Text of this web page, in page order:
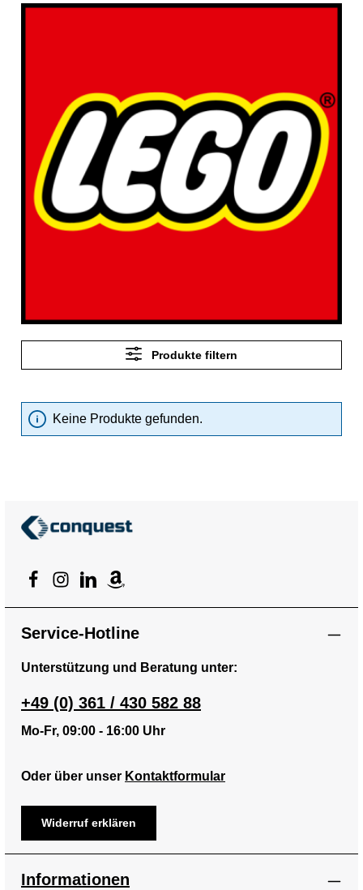
Produkte filtern
Keine Produkte gefunden.
Service-Hotline
Unterstützung und Beratung unter:
+49 (0) 361 / 430 582 88
Mo-Fr, 09:00 - 16:00 Uhr
Oder über unser Kontaktformular
Widerruf erklären
Informationen